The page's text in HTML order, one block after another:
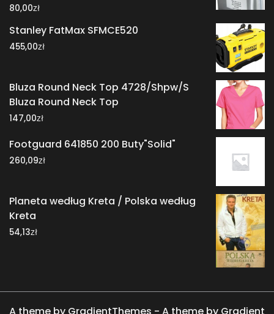
80,00zł
Stanley FatMax SFMCE520
455,00zł
Bluza Round Neck Top 4728/Shpw/S
Bluza Round Neck Top
147,00zł
Footguard 641850 200 Buty"Solid"
260,09zł
Planeta według Kreta / Polska według
Kreta
54,13zł